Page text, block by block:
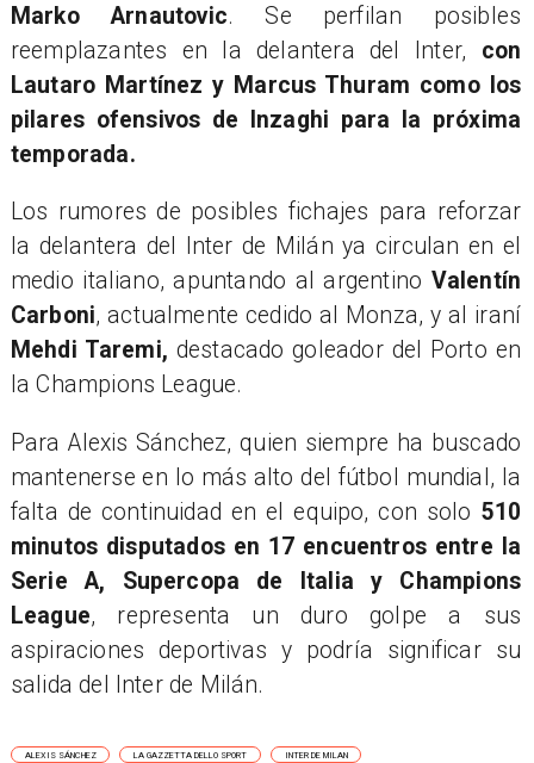
Marko Arnautovic. Se perfilan posibles
reemplazantes en la delantera del Inter, con
Lautaro Martínez y Marcus Thuram como los
pilares ofensivos de Inzaghi para la próxima
temporada.
Los rumores de posibles fichajes para reforzar
la delantera del Inter de Milán ya circulan en el
medio italiano, apuntando al argentino Valentín
Carboni, actualmente cedido al Monza, y al iraní
Mehdi Taremi, destacado goleador del Porto en
la Champions League.
Para Alexis Sánchez, quien siempre ha buscado
mantenerse en lo más alto del fútbol mundial, la
falta de continuidad en el equipo, con solo 510
minutos disputados en 17 encuentros entre la
Serie A, Supercopa de Italia y Champions
League, representa un duro golpe a sus
aspiraciones deportivas y podría significar su
salida del Inter de Milán.
ALEXIS SÁNCHEZ LA GAZZETTA DELLO SPORT INTER DE MILAN